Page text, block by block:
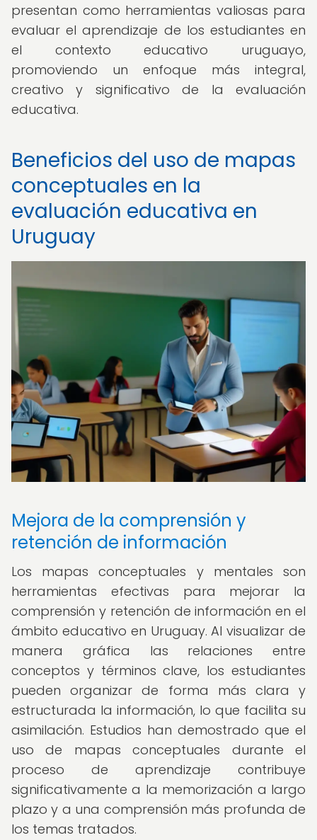
presentan como herramientas valiosas para
evaluar el aprendizaje de los estudiantes en
el contexto educativo uruguayo,
promoviendo un enfoque más integral,
creativo y significativo de la evaluación
educativa.
Beneficios del uso de mapas
conceptuales en la
evaluación educativa en
Uruguay
Mejora de la comprensión y
retención de información
Los mapas conceptuales y mentales son
herramientas efectivas para mejorar la
comprensión y retención de información en el
ámbito educativo en Uruguay. Al visualizar de
manera gráfica las relaciones entre
conceptos y términos clave, los estudiantes
pueden organizar de forma más clara y
estructurada la información, lo que facilita su
asimilación. Estudios han demostrado que el
uso de mapas conceptuales durante el
proceso de aprendizaje contribuye
significativamente a la memorización a largo
plazo y a una comprensión más profunda de
los temas tratados.